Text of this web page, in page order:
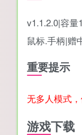
v1.1.2.0|容量
鼠标.手柄|赠
重要提示
无多人模式
游戏下载